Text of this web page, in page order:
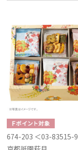
674-203 ＜03-83515-